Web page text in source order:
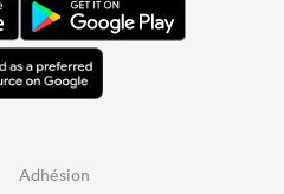
Adhésion